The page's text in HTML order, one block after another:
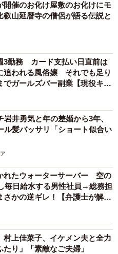
開催のお化け屋敷のお化けにモ
山延暦寺の僧侶が語る伝説と
3勤務 カード支払い日直前は
われる風俗嬢 それでも足り
でガールズバー副業【現役キャ
岩井勇気と年の差婚から3年、
ル髪バッサリ「ショート似合い
れたウォーターサーバー 空の
毎日給水する男性社員→総務担
さかの逆ギレ！【弁護士が解
村上佳菜子、イケメン夫と全力
り」「素敵なご夫婦」